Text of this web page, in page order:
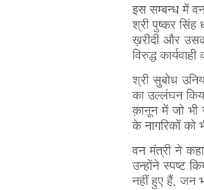
इस सम्बन्ध में
श्री पुष्कर सिंह
ख़रीदी और
विरुद्ध
श्री सुबोध
का उल्लंघन
क़ानून में जो भी
के नागरिकों को
वन मंत्री ने
उन्होंने स्पष्ट
नहीं हुए हैं, जन